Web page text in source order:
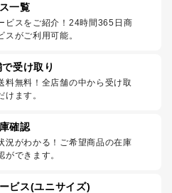
一覧
ビスをご紹介！24時間365日商
がご利用可能。
受け取り
料無料！全店舗の中から受け取
けます。
確認
況がわかる！ご希望商品の在庫
できます。
ビス(ユニサイズ)